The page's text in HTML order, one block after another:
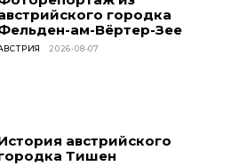
городка
ам-Вёртер-Зее
2026-08-07
австрийского
Тишен